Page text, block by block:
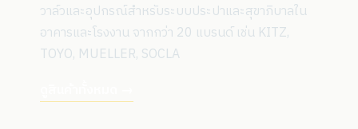
วาล์วและอุปกรณ์สำหรับระบบประปาและสุขาภิบาลใน
อาคารและโรงงาน จากกว่า 20 แบรนด์ เช่น KITZ,
TOYO, MUELLER, SOCLA